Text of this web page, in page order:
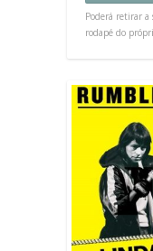
Poderá retirar
rodapé do